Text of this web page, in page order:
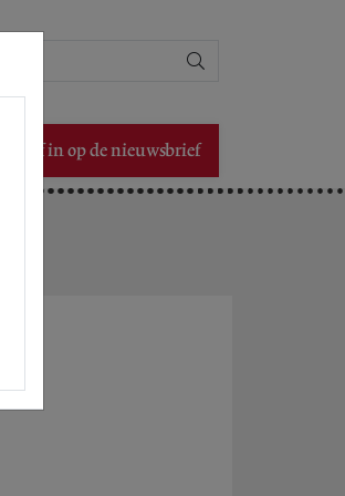
Schrijf in op de nieuwsbrief